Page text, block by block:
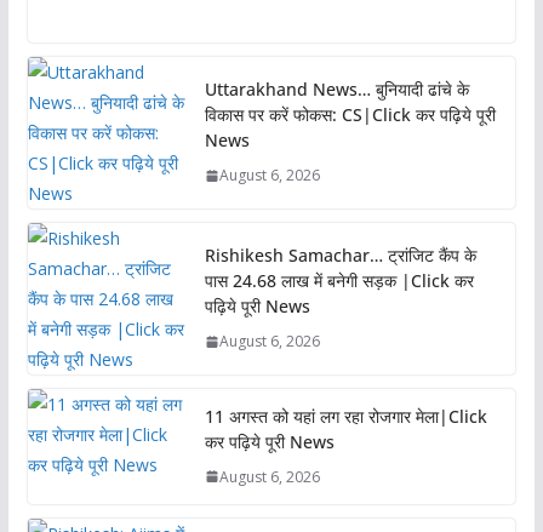
Uttarakhand News… बुनियादी ढांचे के
विकास पर करें फोकस: CS|Click कर पढ़िये पूरी
News
August 6, 2026
Rishikesh Samachar… ट्रांजिट कैंप के
पास 24.68 लाख में बनेगी सड़क |Click कर
पढ़िये पूरी News
August 6, 2026
11 अगस्त को यहां लग रहा रोजगार मेला|Click
कर पढ़िये पूरी News
August 6, 2026